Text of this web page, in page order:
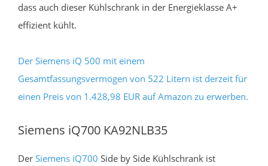
dass auch dieser Kühlschrank in der Energieklasse A+
effizient kühlt.
Der Siemens iQ 500 mit einem
Gesamtfassungsvermögen von 522 Litern ist derzeit für
einen Preis von 1.428,98 EUR auf Amazon zu erwerben.
Siemens iQ700 KA92NLB35
Der Siemens iQ700 Side by Side Kühlschrank ist